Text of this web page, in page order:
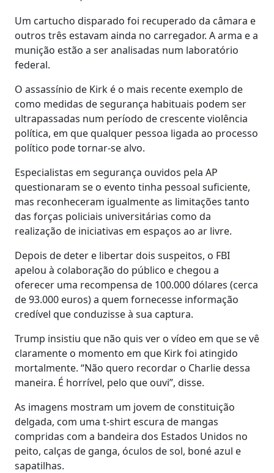
Um cartucho disparado foi recuperado da câmara e
outros três estavam ainda no carregador. A arma e a
munição estão a ser analisadas num laboratório
federal.
O assassínio de Kirk é o mais recente exemplo de
como medidas de segurança habituais podem ser
ultrapassadas num período de crescente violência
política, em que qualquer pessoa ligada ao processo
político pode tornar-se alvo.
Especialistas em segurança ouvidos pela AP
questionaram se o evento tinha pessoal suficiente,
mas reconheceram igualmente as limitações tanto
das forças policiais universitárias como da
realização de iniciativas em espaços ao ar livre.
Depois de deter e libertar dois suspeitos, o FBI
apelou à colaboração do público e chegou a
oferecer uma recompensa de 100.000 dólares (cerca
de 93.000 euros) a quem fornecesse informação
credível que conduzisse à sua captura.
Trump insistiu que não quis ver o vídeo em que se vê
claramente o momento em que Kirk foi atingido
mortalmente. “Não quero recordar o Charlie dessa
maneira. É horrível, pelo que ouvi”, disse.
As imagens mostram um jovem de constituição
delgada, com uma t-shirt escura de mangas
compridas com a bandeira dos Estados Unidos no
peito, calças de ganga, óculos de sol, boné azul e
sapatilhas.